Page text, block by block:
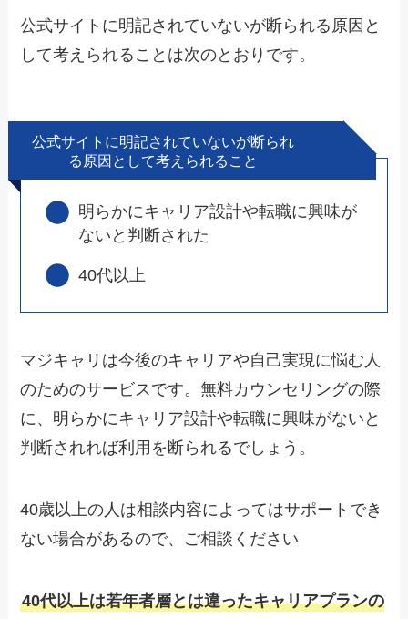
公式サイトに明記されていないが断られる原因と
して考えられることは次のとおりです。
公式サイトに明記されていないが断られ
る原因として考えられること
明らかにキャリア設計や転職に興味が
ないと判断された
40代以上
マジキャリは今後のキャリアや自己実現に悩む人
のためのサービスです。無料カウンセリングの際
に、明らかにキャリア設計や転職に興味がないと
判断されれば利用を断られるでしょう。
40歳以上の人は相談内容によってはサポートでき
ない場合があるので、ご相談ください
40代以上は若年者層とは違ったキャリアプランの